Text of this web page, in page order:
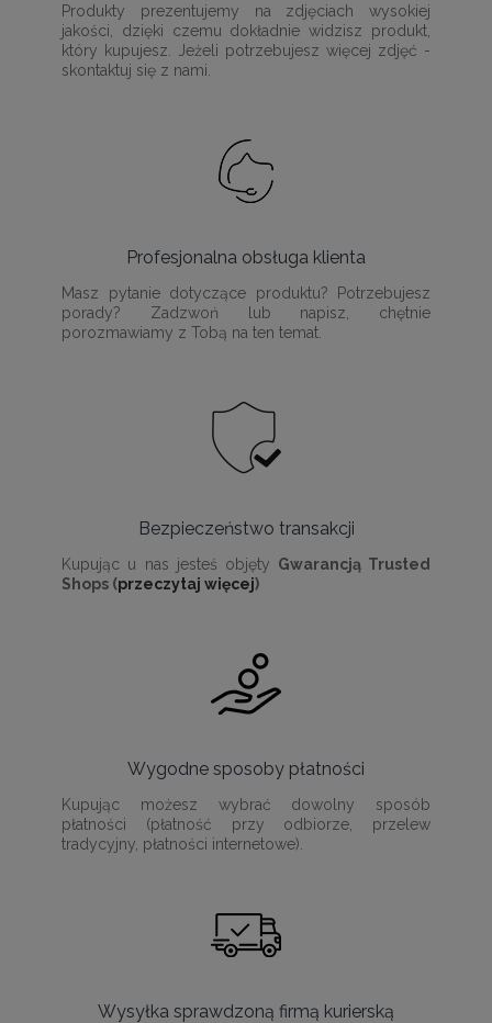
Produkty prezentujemy na zdjęciach wysokiej
jakości, dzięki czemu dokładnie widzisz produkt,
który kupujesz. Jeżeli potrzebujesz więcej zdjęć -
skontaktuj się z nami.
Profesjonalna obsługa klienta
Masz pytanie dotyczące produktu? Potrzebujesz
porady? Zadzwoń lub napisz, chętnie
porozmawiamy z Tobą na ten temat.
Bezpieczeństwo transakcji
Kupując u nas jesteś objęty Gwarancją Trusted
Shops (przeczytaj więcej)
Wygodne sposoby płatności
Kupując możesz wybrać dowolny sposób
płatności (płatność przy odbiorze, przelew
tradycyjny, płatności internetowe).
Wysyłka sprawdzoną firmą kurierską